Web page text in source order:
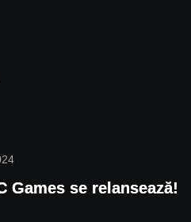
Games se relansează!